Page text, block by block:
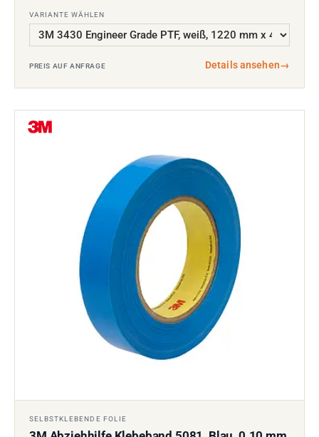
VARIANTE WÄHLEN
PREIS AUF ANFRAGE Details ansehen→
SELBSTKLEBENDE FOLIE